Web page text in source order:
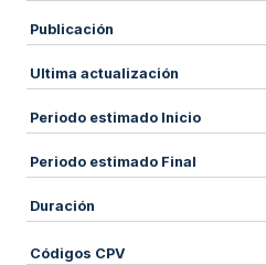
Publicación
Ultima actualización
Periodo estimado Inicio
Periodo estimado Final
Duración
Códigos CPV